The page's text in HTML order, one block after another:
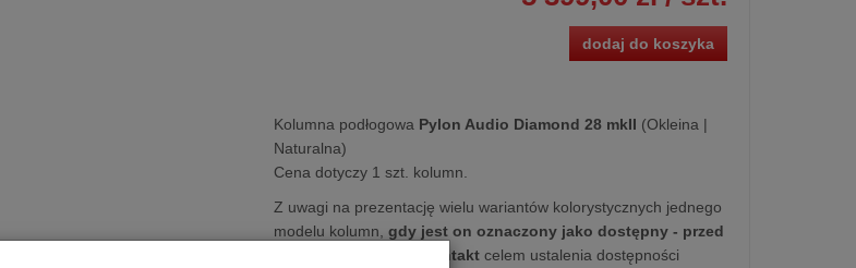
dodaj do koszyka
Kolumna podłogowa Pylon Audio Diamond 28 mkII (Okleina |
Naturalna)
Cena dotyczy 1 szt. kolumn.
Z uwagi na prezentację wielu wariantów kolorystycznych jednego
modelu kolumn, gdy jest on oznaczony jako dostępny - przed
zakupem prosimy o kontaktcelem ustalenia dostępności